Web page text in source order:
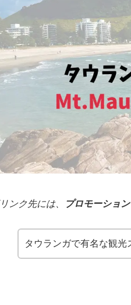
ンク先には、 プロモーション
タウランガで有名な観光